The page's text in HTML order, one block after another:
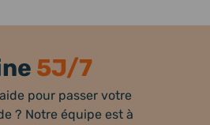
5J/7
pour passer votre
? Notre équipe est à